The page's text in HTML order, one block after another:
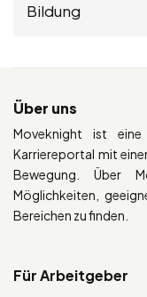
Bildung
Über uns
Moveknight ist
Karriereportal mit
Bewegung. Über
Möglichkeiten,
Bereichen zu finden.
Für Arbeitgeber